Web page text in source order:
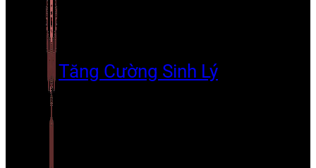
Tăng Cường Sinh Lý